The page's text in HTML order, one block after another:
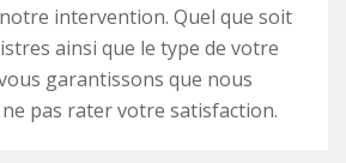
intervention. Quel que soit
ainsi que le type de votre
garantissons que nous
pas rater votre satisfaction.